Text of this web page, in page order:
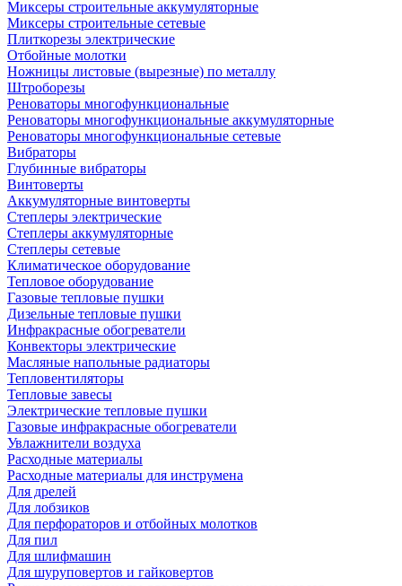
Миксеры строительные аккумуляторные
Миксеры строительные сетевые
Плиткорезы электрические
Отбойные молотки
Ножницы листовые (вырезные) по металлу
Штроборезы
Реноваторы многофункциональные
Реноваторы многофункциональные аккумуляторные
Реноваторы многофункциональные сетевые
Вибраторы
Глубинные вибраторы
Винтоверты
Аккумуляторные винтоверты
Степлеры электрические
Степлеры аккумуляторные
Степлеры сетевые
Климатическое оборудование
Тепловое оборудование
Газовые тепловые пушки
Дизельные тепловые пушки
Инфракрасные обогреватели
Конвекторы электрические
Масляные напольные радиаторы
Тепловентиляторы
Тепловые завесы
Электрические тепловые пушки
Газовые инфракрасные обогреватели
Увлажнители воздуха
Расходные материалы
Расходные материалы для инструмена
Для дрелей
Для лобзиков
Для перфораторов и отбойных молотков
Для пил
Для шлифмашин
Для шуруповертов и гайковертов